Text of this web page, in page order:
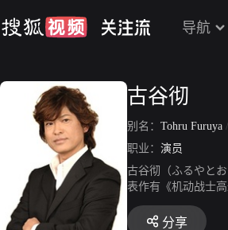
导航
古谷彻
别名： Tohru Furuya /
职业： 演员
古谷彻（ふるやと
表作有《机动战士
《海贼王》萨博等
分享